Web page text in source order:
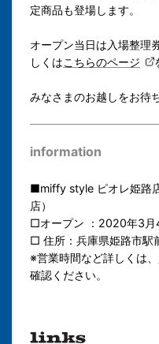
定商品も登場します。
オープン当日は入場整理
しくはこちらのページ
みなさまのお越しをお待
information
■miffy style ピオレ姫路
店）
□オープン ：2020年3月4
□ 住所： 兵庫県姫路市駅
※営業時間など詳しくは、
確認ください。